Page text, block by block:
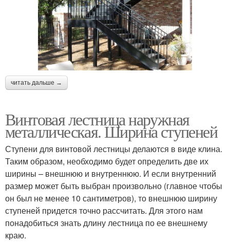
читать дальше →
Винтовая лестница наружная
металлическая. Ширина ступеней
Ступени для винтовой лестницы делаются в виде клина.
Таким образом, необходимо будет определить две их
ширины – внешнюю и внутреннюю. И если внутренний
размер может быть выбран произвольно (главное чтобы
он был не менее 10 сантиметров), то внешнюю ширину
ступеней придется точно рассчитать. Для этого нам
понадобиться знать длину лестница по ее внешнему
краю.